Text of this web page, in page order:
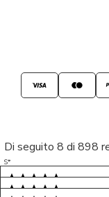
Di seguito 8 di 898
S*
LP
M*